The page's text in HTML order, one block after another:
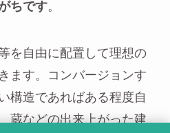
ちです。
を自由に配置して理想の
ます。コンバージョンす
構造であればある程度自
蔵などの出来上がった建